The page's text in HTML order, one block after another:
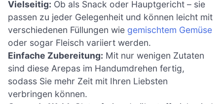
Vielseitig: Ob als Snack oder Hauptgericht – sie
passen zu jeder Gelegenheit und können leicht mit
verschiedenen Füllungen wie gemischtem Gemüse
oder sogar Fleisch variiert werden.
Einfache Zubereitung: Mit nur wenigen Zutaten
sind diese Arepas im Handumdrehen fertig,
sodass Sie mehr Zeit mit Ihren Liebsten
verbringen können.